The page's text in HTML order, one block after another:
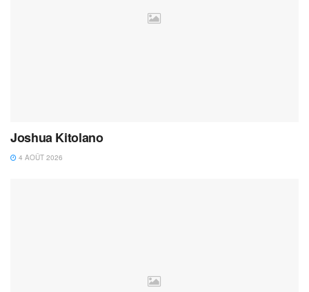
Joshua Kitolano
4 AOÛT 2026